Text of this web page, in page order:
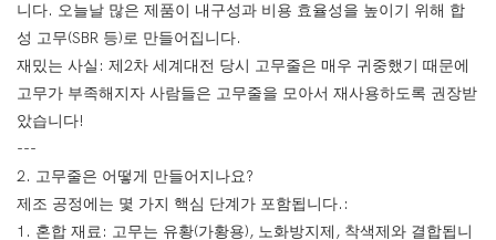
니다. 오늘날 많은 제품이 내구성과 비용 효율성을 높이기 위해 합
성 고무(SBR 등)로 만들어집니다.
재밌는 사실: 제2차 세계대전 당시 고무줄은 매우 귀중했기 때문에
고무가 부족해지자 사람들은 고무줄을 모아서 재사용하도록 권장받
았습니다!
---
2. 고무줄은 어떻게 만들어지나요?
제조 공정에는 몇 가지 핵심 단계가 포함됩니다.:
1. 혼합 재료: 고무는 유황(가황용), 노화방지제, 착색제와 결합됩니